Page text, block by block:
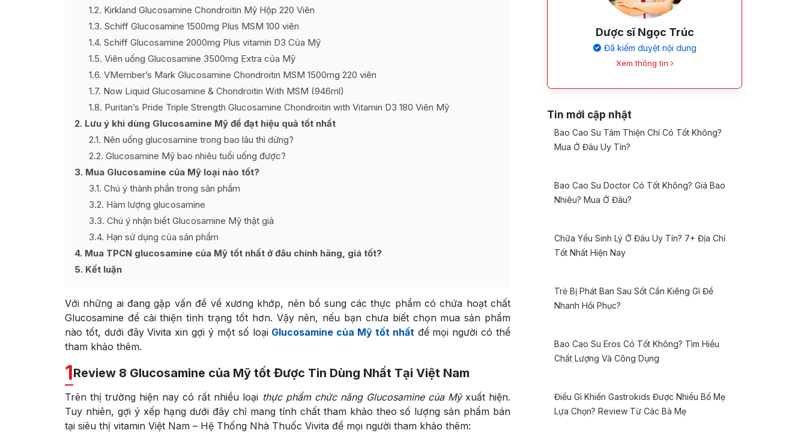
1.2 Kirkland Glucosamine Chondroitin Mỹ Hộp 220 Viên
1.3 Schiff Glucosamine 1500mg Plus MSM 100 viên
1.4 Schiff Glucosamine 2000mg Plus vitamin D3 Của Mỹ
1.5 Viên uống Glucosamine 3500mg Extra của Mỹ
1.6 VMember’s Mark Glucosamine Chondroitin MSM 1500mg 220 viên
1.7 Now Liquid Glucosamine & Chondroitin With MSM (946ml)
1.8 Puritan’s Pride Triple Strength Glucosamine Chondroitin with Vitamin D3 180 Viên Mỹ
2 Lưu ý khi dùng Glucosamine Mỹ để đạt hiệu quả tốt nhất
2.1 Nên uống glucosamine trong bao lâu thì dừng?
2.2 Glucosamine Mỹ bao nhiêu tuổi uống được?
3 Mua Glucosamine của Mỹ loại nào tốt?
3.1 Chú ý thành phần trong sản phẩm
3.2 Hàm lượng glucosamine
3.3 Chú ý nhận biết Glucosamine Mỹ thật giả
3.4 Hạn sử dụng của sản phẩm
4 Mua TPCN glucosamine của Mỹ tốt nhất ở đâu chính hãng, giá tốt?
5 Kết luận
Với những ai đang gặp vấn đề về xương khớp, nên bổ sung các thực phẩm có chứa hoạt chất
Glucosamine để cải thiện tình trạng tốt hơn. Vậy nên, nếu bạn chưa biết chọn mua sản phẩm
nào tốt, dưới đây Vivita xin gợi ý một số loại Glucosamine của Mỹ tốt nhấtđể mọi người có thể
tham khảo thêm.
1Review 8 Glucosamine của Mỹ tốt Được Tin Dùng Nhất Tại Việt Nam
Trên thị trường hiện nay có rất nhiều loại thực phẩm chức năng Glucosamine của Mỹ xuất hiện.
Tuy nhiên, gợi ý xếp hạng dưới đây chỉ mang tính chất tham khảo theo số lượng sản phẩm bán
tại siêu thị vitamin Việt Nam – Hệ Thống Nhà Thuốc Vivita để mọi người tham khảo thêm:
Dược sĩ Ngọc Trúc
Đã kiểm duyệt nội dung
Xem thông tin
Tin mới cập nhật
Bao Cao Su Tâm Thiện Chí Có Tốt Không?
Mua Ở Đâu Uy Tín?
Bao Cao Su Doctor Có Tốt Không? Giá Bao
Nhiêu? Mua Ở Đâu?
Chữa Yếu Sinh Lý Ở Đâu Uy Tín? 7+ Địa Chỉ
Tốt Nhất Hiện Nay
Trẻ Bị Phát Ban Sau Sốt Cần Kiêng Gì Để
Nhanh Hồi Phục?
Bao Cao Su Eros Có Tốt Không? Tìm Hiểu
Chất Lượng Và Công Dụng
Điều Gì Khiến Gastrokids Được Nhiều Bố Mẹ
Lựa Chọn? Review Từ Các Bà Mẹ